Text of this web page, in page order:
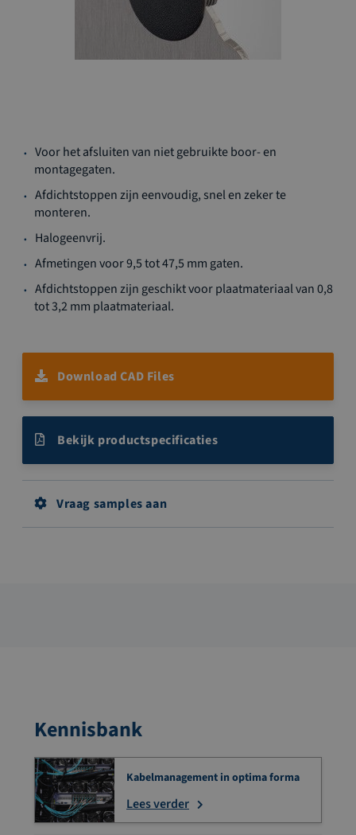
naar
het
begin
van
afbeeldingen-
gallerij
Voor het afsluiten van niet gebruikte boor- en
montagegaten.
Afdichtstoppen zijn eenvoudig, snel en zeker te
monteren.
Halogeenvrij.
Afmetingen voor 9,5 tot 47,5 mm gaten.
Afdichtstoppen zijn geschikt voor plaatmateriaal van 0,8
tot 3,2 mm plaatmateriaal.
Download CAD Files
Bekijk productspecificaties
Vraag samples aan
Kennisbank
Kabelmanagement in optima forma
Lees verder